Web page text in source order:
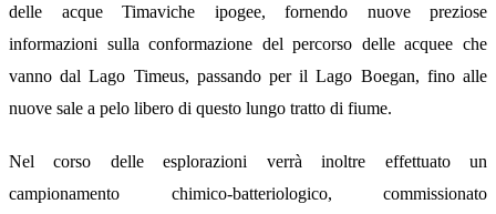
delle acque Timaviche ipogee, fornendo nuove preziose
informazioni sulla conformazione del percorso delle acquee che
vanno dal Lago Timeus, passando per il Lago Boegan, fino alle
nuove sale a pelo libero di questo lungo tratto di fiume.
Nel corso delle esplorazioni verrà inoltre effettuato un
campionamento chimico-batteriologico, commissionato